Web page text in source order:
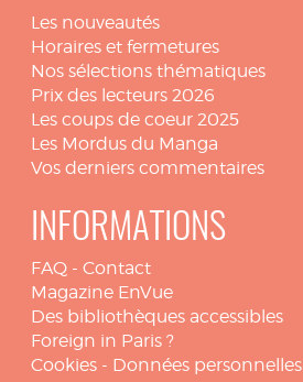
Les nouveautés
Horaires et fermetures
Nos sélections thématiques
Prix des lecteurs 2026
Les coups de coeur 2025
Les Mordus du Manga
Vos derniers commentaires
INFORMATIONS
FAQ - Contact
Magazine EnVue
Des bibliothèques accessibles
Foreign in Paris ?
Cookies - Données personnelles